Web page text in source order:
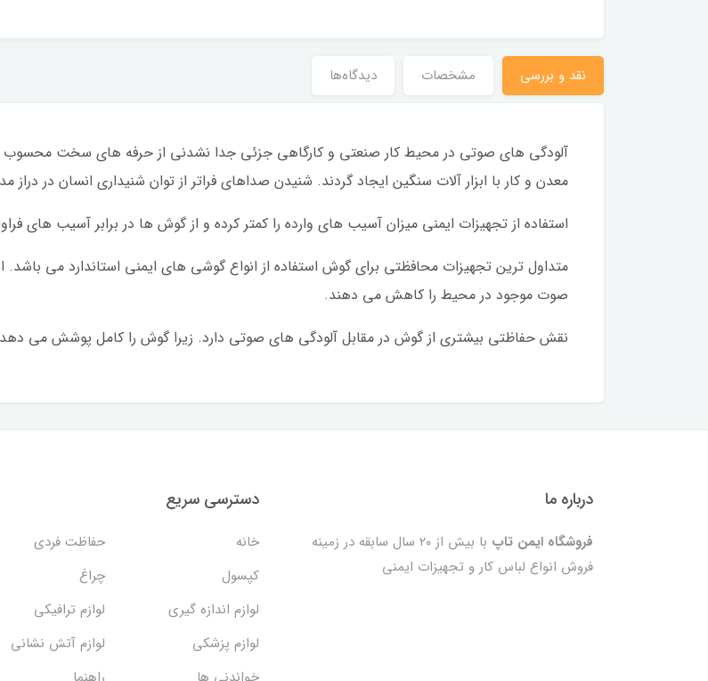
نقد و بررسی مشخصات دیدگاه‌ها
آلودگی های صوتی در محیط کار صنعتی و کارگاهی جزئی جدا نشدنی از حرفه های سخت محسوب
معدن و کار با ابزار آلات سنگین ایجاد گردند. شنیدن صداهای فراتر از توان شنیداری انسان
استفاده از تجهیزات ایمنی میزان آسیب های وارده را کمتر کرده و از گوش ها در برابر آسیب های
متداول ترین تجهیزات محافظتی برای گوش استفاده از انواع گوشی های ایمنی استاندارد می
صوت موجود در محیط را کاهش می دهند.
نقش حفاظتی بیشتری از گوش در مقابل آلودگی های صوتی دارد. زیرا گوش را کامل پوشش می
درباره ما
فروشگاه ایمن تاپ
با بیش از ۲۰ سال سابقه در زمینه
فروش انواع لباس کار و تجهیزات ایمنی
دسترسی سریع
خانه
حفاظت فردی
کپسول
چراغ
لوازم اندازه گیری
لوازم ترافیکی
لوازم پزشکی
لوازم آتش نشانی